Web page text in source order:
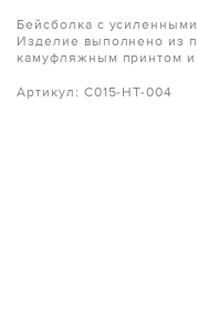
Бейсболка с
Изделие выполнено из
камуфляжным принтом
Артикул: C015-HT-004